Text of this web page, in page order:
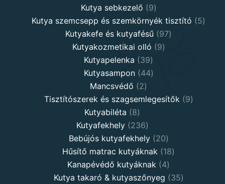
Kutya sebkezelő 99
products
Kutya szemcsepp és szemkörnyék tisztító 55
Kutyakefe és kutyafésű 9797
Kutyakozmetikai olló 99
Kutyapelenka 3939
products
Kutyasampon 4444
Mancsvédő 22
products
Tisztítószerek és szagsemlegesítők 99
Kutyabiléta 88
products
Kutyafekhely 236236
products
Bebújós kutyafekhely 2020
products
Hűsítő matrac kutyáknak 1818
Kanapévédő kutyáknak 44
products
Kutya takaró & kutyaszőnyeg 3535